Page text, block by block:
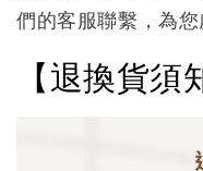
們的客服聯繫，為您
【退換貨須